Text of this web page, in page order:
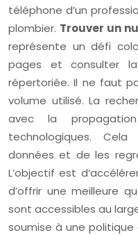
téléphone d’un
plombier. Trouver un
représente un défi
pages et consulter
répertoriée. Il ne faut
volume utilisé. La
avec la
technologiques.
données et de les
L’objectif est
d’offrir une meilleure
sont accessibles au
soumise à une